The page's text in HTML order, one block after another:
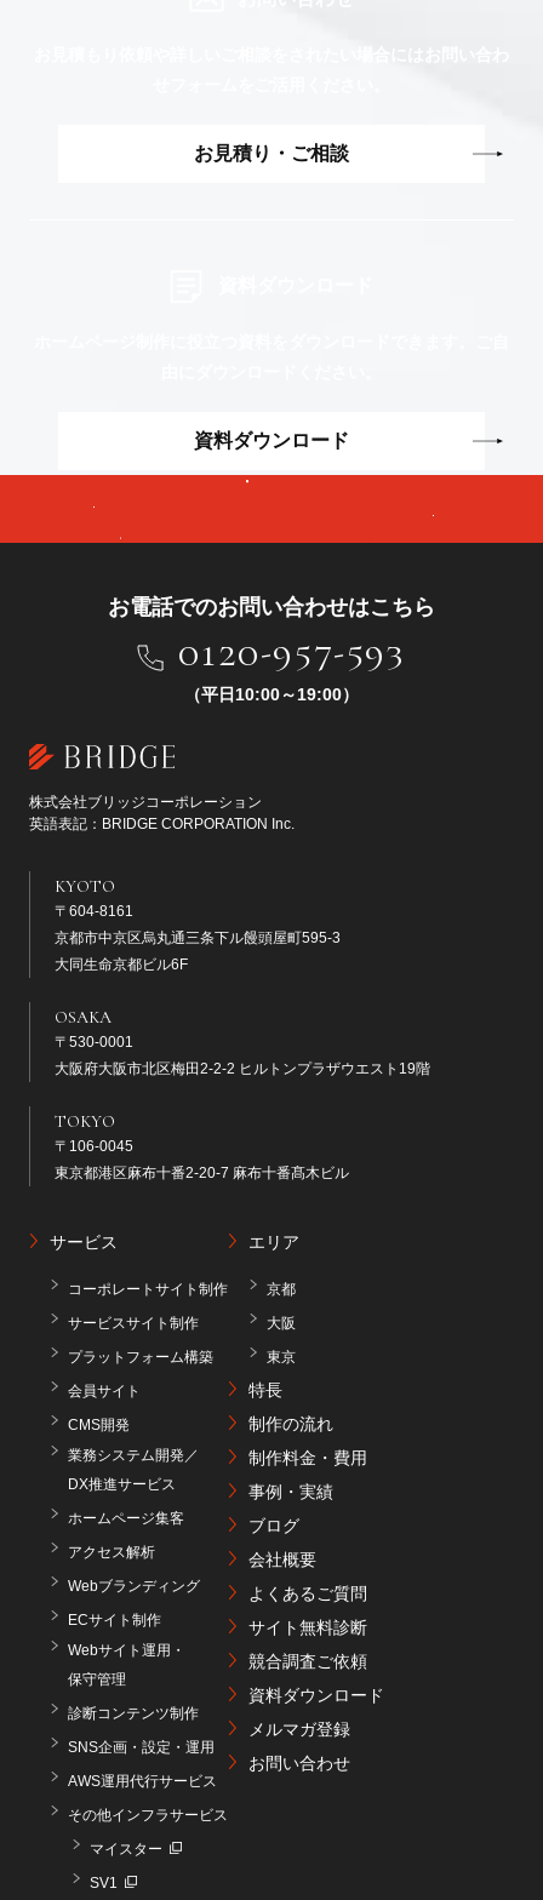
お見積り・ご相談
資料ダウンロード
お電話でのお問い合わせはこちら
0120-957-593
（平日10:00～19:00）
株式会社ブリッジコーポレーション
英語表記：BRIDGE CORPORATION Inc.
KYOTO
〒604-8161
京都市中京区烏丸通三条下ル饅頭屋町595-3
大同生命京都ビル6F
OSAKA
〒530-0001
大阪府大阪市北区梅田2-2-2 ヒルトンプラザウエスト19階
TOKYO
〒106-0045
東京都港区麻布十番2-20-7 麻布十番髙木ビル
サービス
コーポレートサイト制作
サービスサイト制作
プラットフォーム構築
会員サイト
CMS開発
業務システム開発／
DX推進サービス
ホームページ集客
アクセス解析
Webブランディング
ECサイト制作
Webサイト運用・
保守管理
診断コンテンツ制作
SNS企画・設定・運用
AWS運用代行サービス
その他インフラサービス
マイスター
SV1
エリア
京都
大阪
東京
特長
制作の流れ
制作料金・費用
事例・実績
ブログ
会社概要
よくあるご質問
サイト無料診断
競合調査ご依頼
資料ダウンロード
メルマガ登録
お問い合わせ